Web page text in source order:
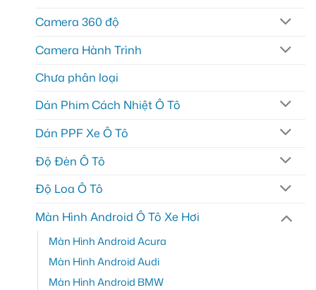
Camera 360 độ
Camera Hành Trình
Chưa phân loại
Dán Phim Cách Nhiệt Ô Tô
Dán PPF Xe Ô Tô
Độ Đèn Ô Tô
Độ Loa Ô Tô
Màn Hình Android Ô Tô Xe Hơi
Màn Hình Android Acura
Màn Hình Android Audi
Màn Hình Android BMW